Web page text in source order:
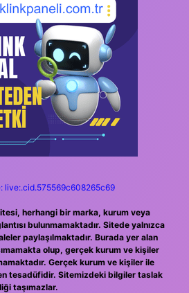
live:.cid.575569c608265c69
herhangi bir marka, kurum veya
bulunmamaktadır. Sitede yalnızca
paylaşılmaktadır. Burada yer alan
olup, gerçek kurum ve kişiler
Gerçek kurum ve kişiler ile
tesadüfidir. Sitemizdeki bilgiler taslak
taşımazlar.